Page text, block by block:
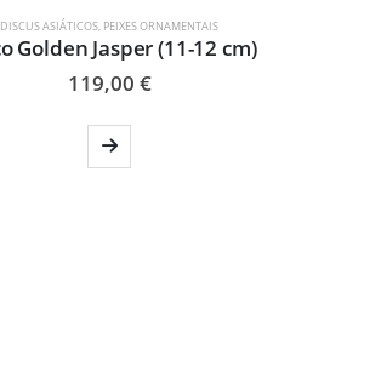
DISCUS ASIÁTICOS, PEIXES ORNAMENTAIS
Golden Jasper (11-12 cm)
119,00 €